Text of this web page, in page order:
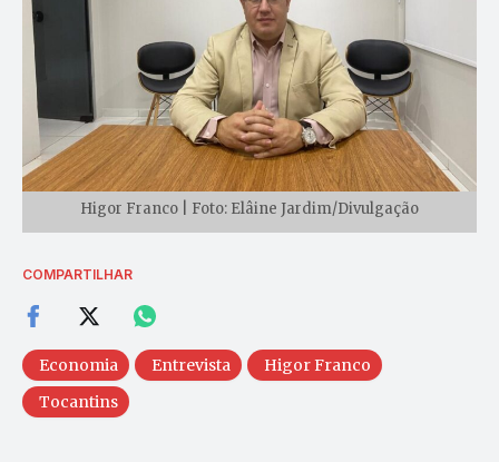
Higor Franco | Foto: Elâine Jardim/Divulgação
COMPARTILHAR
Economia Entrevista
Higor Franco
Tocantins